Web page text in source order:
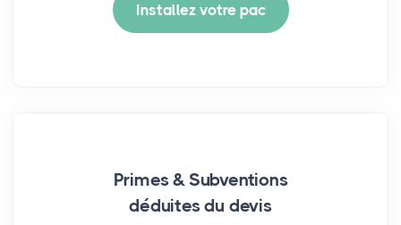
Installez votre pac
Primes & Subventions
déduites du devis